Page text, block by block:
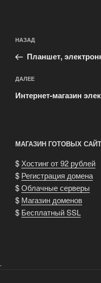
по
записям
Предыдущая
запись:
НАЗАД
Планшет,
Следующая
запись
ДАЛЕЕ
Интернет-магазин
МАГАЗИН ГОТОВЫХ
$Хостинг от 92 рублей
$ Регистрация домена
$Облачные серверы
$ Магазин доменов
$ Бесплатный SSL
.